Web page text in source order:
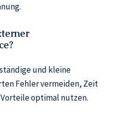
und kleine
Fehler vermeiden, Zeit
optimal nutzen.